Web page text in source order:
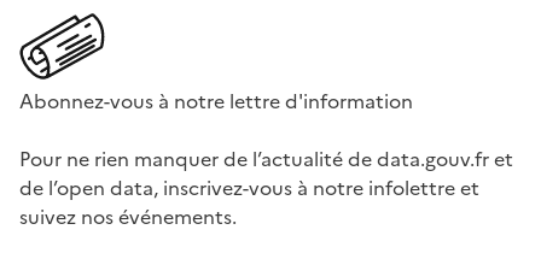
Abonnez-vous à notre lettre d'information
Pour ne rien manquer de l’actualité de data.gouv.fr et
de l’open data, inscrivez-vous à notre infolettre et
suivez nos événements.